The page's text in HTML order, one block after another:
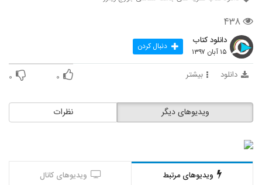
۴۳۸
دانلود کتاب
۱۵ آبان ۱۳۹۷ دنبال کردن
دانلود بیشتر ۰ ۰
نظرات ویدیوهای دیگر
ویدیوهای مرتبط ویدیوهای کانال